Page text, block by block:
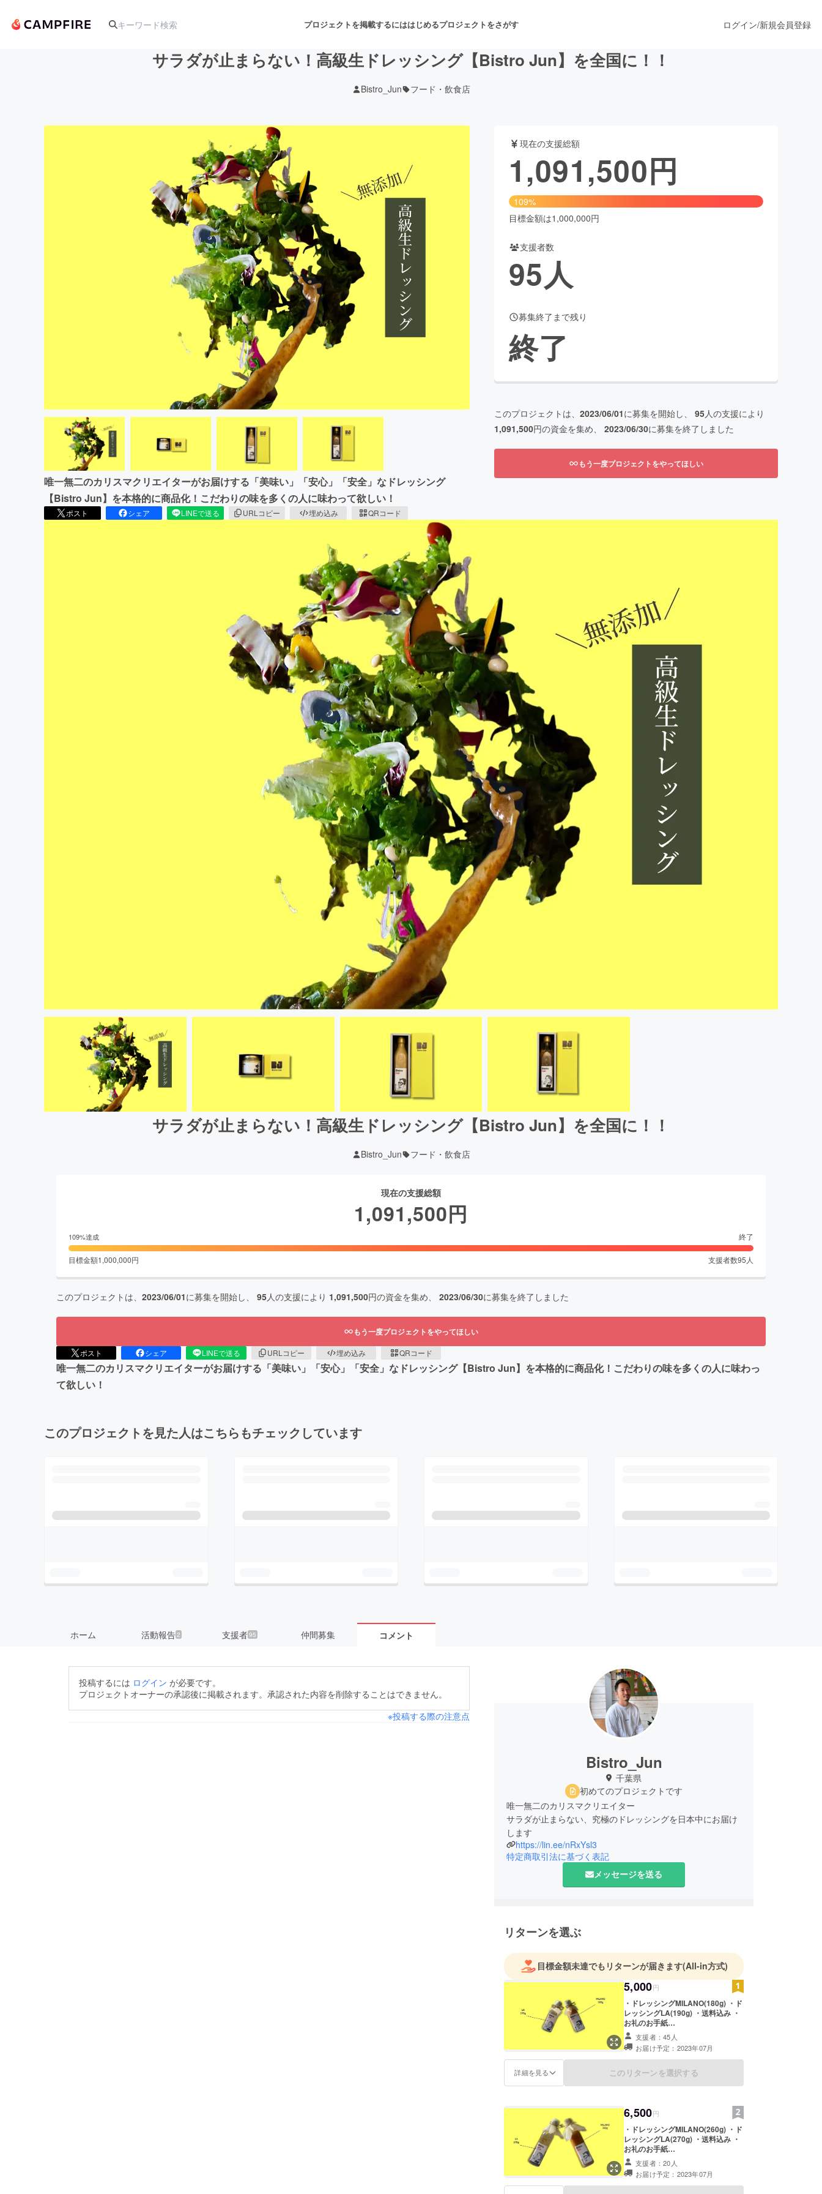
プロジェクトを掲載するにははじめるプロジェクトをさがす
音楽 舞台・パフォーマンス
テクノロジー・ガジェット ゲーム・サービス開発 ファッション
映像・映画 書籍・雑誌出版
チャレンジ ビューティー・ヘルスケア
まちづくり・地域活性化
CAMPFIRE for Social Good
CAMPFIREふるさと納税machi-ya
ログイン/新規会員登録
サラダが止まらない！高級生ドレッシング【Bistro Jun】を全国に！！
Bistro_Jun フード・飲食店
唯一無二のカリスマクリエイターがお届けする「美味い」「安心」「安全」なドレッシング
【Bistro Jun】を本格的に商品化！こだわりの味を多くの人に味わって欲しい！
ポスト シェア LINEで送る URLコピー 埋め込み QRコード
現在の支援総額
1,091,500円
109%
目標金額は1,000,000円
支援者数
95人
募集終了まで残り
終了
このプロジェクトは、 2023/06/01に募集を開始し、 95人の支援により
1,091,500円の資金を集め、 2023/06/30に募集を終了しました
もう一度プロジェクトをやってほしい
サラダが止まらない！高級生ドレッシング【Bistro Jun】を全国に！！
Bistro_Jun フード・飲食店
現在の支援総額
1,091,500円
109%達成 終了
目標金額1,000,000円 支援者数95 人
このプロジェクトは、 2023/06/01に募集を開始し、 95人の支援により 1,091,500円の資金を集め、 2023/06/30に募集を終了しました
もう一度プロジェクトをやってほしい
ポスト シェア LINEで送る URLコピー 埋め込み QRコード
唯一無二のカリスマクリエイターがお届けする「美味い」「安心」「安全」なドレッシング【Bistro Jun】を本格的に商品化！こだわりの味を多くの人に味わっ
て欲しい！
このプロジェクトを見た人はこちらもチェックしています
ホーム 活動報告2 支援者95 仲間募集 コメント
投稿するには ログイン が必要です。
プロジェクトオーナーの承認後に掲載されます。承認された内容を削除することはできません。
※投稿する際の注意点
Bistro_Jun
千葉県
初めてのプロジェクトです
唯一無二のカリスマクリエイター
サラダが止まらない、究極のドレッシングを日本中にお届け
します
https://lin.ee/nRxYsl3
特定商取引法に基づく表記
メッセージを送る
リターンを選ぶ
目標金額未達でもリターンが届きます(All-in方式)
5,000円
・ドレッシングMILANO(180g) ・ド
レッシングLA(190g) ・送料込み ・
お礼のお手紙
※※※※※※※※※※※※※※※※※※※※ ★お子様
にも大人気★ドレッシングMILANO
※※※※※※※※※※※※※※※※※※※※ 酸味のな
いコク深い味わい こだわり卵と有機
白ゴマ、野菜を使ったマイルドな味
機ごま、卵、白こしょう、にんに
く、和風だし(かつおぶし、こんぶ)
(国内製造)、還元水あめ、かつおぶ
しエキス、こんぶエキス、酵母エキ
ス、有機大豆(国産)(遺伝子組み換え
大豆ではない)、有機小麦(国産)、食
塩、食用なたね油(国内製造)、食用
サフタワー油(ハイオレイック) 〈保
存方法〉 【要冷蔵】10℃以下で保
支援者：45人
お届け予定：2023年07月
詳細を見る このリターンを選択する
6,500円
・ドレッシングMILANO(260g) ・ド
レッシングLA(270g) ・送料込み ・
お礼のお手紙
※※※※※※※※※※※※※※※※※※※※ ★お子様
にも大人気★ドレッシングMILANO
※※※※※※※※※※※※※※※※※※※※ 酸味のな
いコク深い味わい こだわり卵と有機
支援者：20人
お届け予定：2023年07月